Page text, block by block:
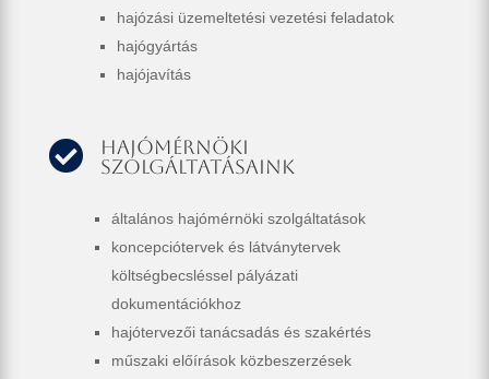
hajózási üzemeltetési vezetési feladatok
hajógyártás
hajójavítás

Hajómérnöki
szolgáltatásaink
általános hajómérnöki szolgáltatások
koncepciótervek és látványtervek
költségbecsléssel pályázati
dokumentációkhoz
hajótervezői tanácsadás és szakértés
műszaki előírások közbeszerzések